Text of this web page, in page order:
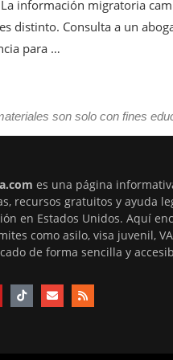
información migratoria
distinto. Consulta a un
para …
son solo con fines
es una página
recursos gratuitos y ayuda
en Estados Unidos. Aquí
como asilo, visa juvenil,
de forma sencilla y